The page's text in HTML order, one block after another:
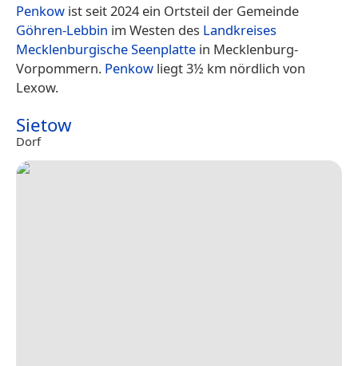
Penkow ist seit 2024 ein Ortsteil der Gemeinde
Göhren-Lebbin im Westen des Landkreises
Mecklenburgische Seenplatte in Mecklenburg-
Vorpommern. Penkow liegt 3½ km nördlich von
Lexow.
Sietow
Dorf